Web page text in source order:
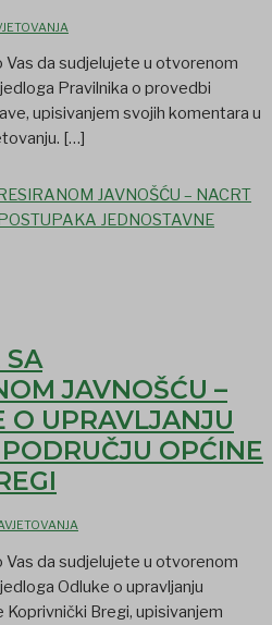
Vas da sudjelujete u otvorenom
Pravilnika o provedbi
upisivanjem svojih komentara u
[…]
JAVNOŠĆU – NACRT
JEDNOSTAVNE
SA
JAVNOŠĆU –
O UPRAVLJANJU
OPĆINE
Vas da sudjelujete u otvorenom
Odluke o upravljanju
Koprivnički Bregi, upisivanjem